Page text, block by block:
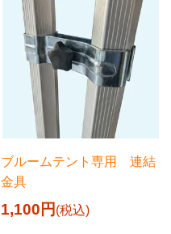
ブルームテント専用 連結
金具
1,100 税込